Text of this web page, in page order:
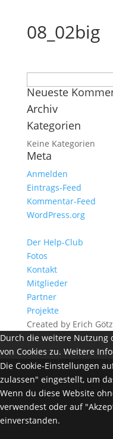
08_02big
nach:
Neueste
Archiv
Kategorien
Keine Kategorien
Meta
Anmelden
Eintrags-Feed
Kommentar-Feed
WordPress.org
Der Help-Club
Fotos
Kontakt
Mitglieder
Partner
Projekte
Created by Erich
Durch die weitere Nutzung
von Cookies zu. Weitere
Die Cookie-Einstellungen
zulassen" eingestellt, um
Wenn du diese Website
verwendest oder auf
einverstanden.